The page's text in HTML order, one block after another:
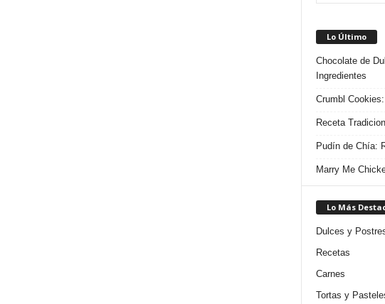
Lo Último
Chocolate de
Ingredientes
Crumbl
Receta
Pudín de Chía:
Marry Me
Lo Más
Dulces y
Recetas
Carnes
Tortas y